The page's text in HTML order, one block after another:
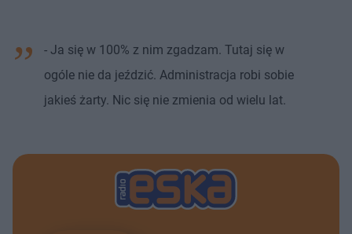
- Ja się w 100% z nim zgadzam. Tutaj się w
ogóle nie da jeździć. Administracja robi sobie
jakieś żarty. Nic się nie zmienia od wielu lat.